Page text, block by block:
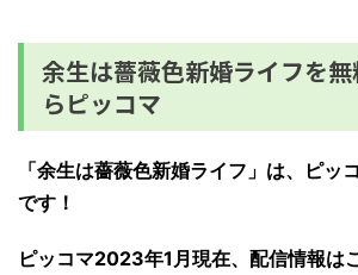
余生は薔薇色新婚ライフを
らピッコマ
「余生は薔薇色新婚ライフ」は、ピッ
です！
ピッコマ2023年1月現在、配信情報は